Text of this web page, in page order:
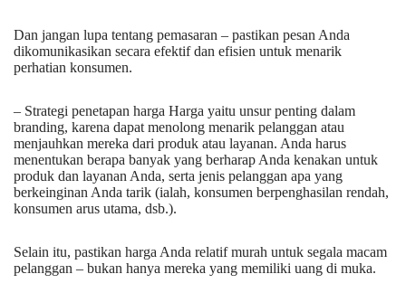
Dan jangan lupa tentang pemasaran – pastikan pesan Anda
dikomunikasikan secara efektif dan efisien untuk menarik
perhatian konsumen.
– Strategi penetapan harga Harga yaitu unsur penting dalam
branding, karena dapat menolong menarik pelanggan atau
menjauhkan mereka dari produk atau layanan. Anda harus
menentukan berapa banyak yang berharap Anda kenakan untuk
produk dan layanan Anda, serta jenis pelanggan apa yang
berkeinginan Anda tarik (ialah, konsumen berpenghasilan rendah,
konsumen arus utama, dsb.).
Selain itu, pastikan harga Anda relatif murah untuk segala macam
pelanggan – bukan hanya mereka yang memiliki uang di muka.